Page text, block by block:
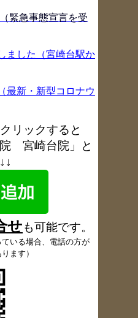
緊急事態宣言を受
ました（宮崎台駅か
最新・新型コロナウ
年末年始お休み情
お盆休み
1周年を振り返り
6月18日午後休院の
加しました
定休日変更のお知ら
GW
リックすると
院 宮崎台院」と
せも可能です。
いる場合、電話の方が
ます）